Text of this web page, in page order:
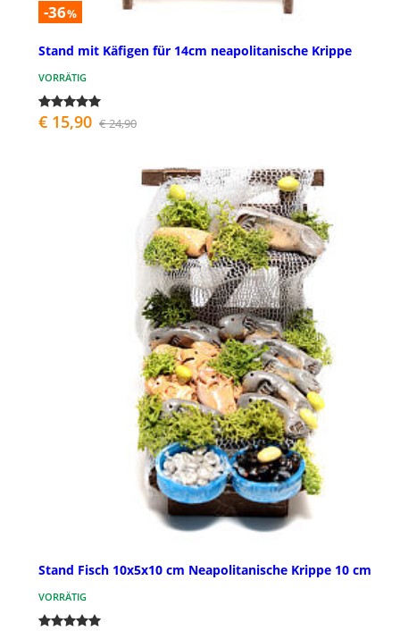
-36%
Stand mit Käfigen für 14cm neapolitanische Krippe
VORRÄTIG
€ 15,90 € 24,90
Stand Fisch 10x5x10 cm Neapolitanische Krippe 10 cm
VORRÄTIG